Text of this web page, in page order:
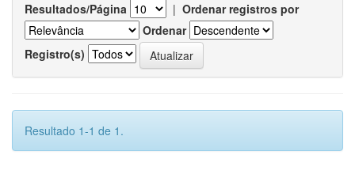
Resultados/Página | Ordenar registros por
Ordenar
Registro(s)
Resultado 1-1 de 1.